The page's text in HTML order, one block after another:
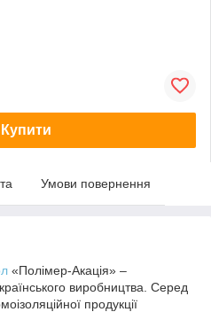
Купити
Умови повернення
«Полімер-Акація» –
виробництва. Серед
продукції